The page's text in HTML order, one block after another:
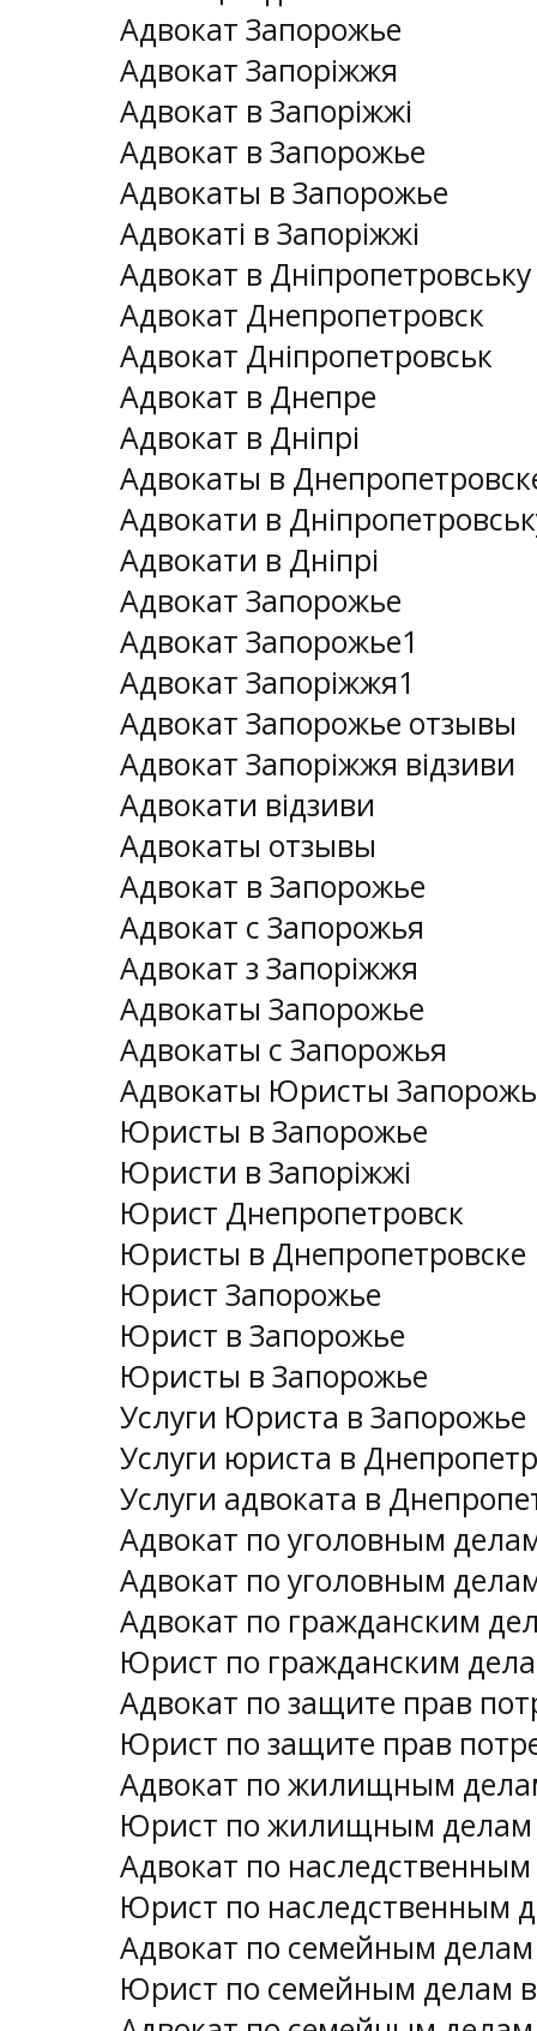
Адвокат Запорожье
Адвокат Запоріжжя
Адвокат в Запоріжжі
Адвокат в Запорожье
Адвокаты в Запорожье
Адвокаті в Запоріжжі
Адвокат в Дніпропетровську
Адвокат Днепропетровск
Адвокат Дніпропетровськ
Адвокат в Днепре
Адвокат в Дніпрі
Адвокаты в
Адвокати в
Адвокати в Дніпрі
Адвокат Запорожье
Адвокат Запорожье1
Адвокат Запоріжжя1
Адвокат Запорожье отзывы
Адвокат Запоріжжя відзиви
Адвокати відзиви
Адвокаты отзывы
Адвокат в Запорожье
Адвокат с Запорожья
Адвокат з Запоріжжя
Адвокаты Запорожье
Адвокаты с Запорожья
Адвокаты Юристы
Юристы в Запорожье
Юристи в Запоріжжі
Юрист Днепропетровск
Юристы в Днепропетровске
Юрист Запорожье
Юрист в Запорожье
Юристы в Запорожье
Услуги Юриста в Запорожье
Услуги юриста в
Услуги адвоката в
Адвокат по уголовным
Адвокат по уголовным
Адвокат по гражданским
Юрист по гражданским
Адвокат по защите прав
Юрист по защите прав
Адвокат по жилищным
Юрист по жилищным делам
Адвокат по
Юрист по наследственным
Адвокат по семейным
Юрист по семейным делам